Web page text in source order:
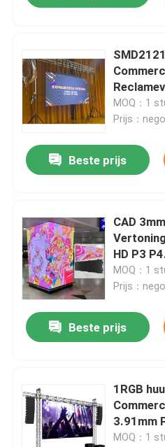
3mm
MOQ：1
Prijs：
Beste prijs
CAD
HD P3
MOQ：1
Prijs：
Beste prijs
1RGB
3.91mm
MOQ：1